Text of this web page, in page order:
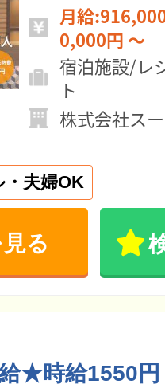
月給:916,000円 ～
0,000円 ～
宿泊施設/レ
ト
株式会社ス
・夫婦OK
る
★時給1550円